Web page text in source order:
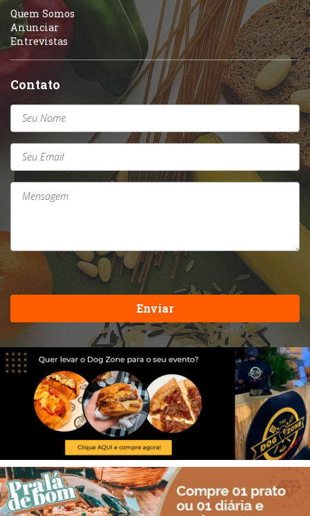
Quem Somos
Anunciar
Entrevistas
Contato
Enviar